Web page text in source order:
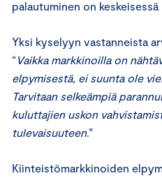
palautuminen on
Yksi kyselyyn vastanneista
“Vaikkamarkkinoilla on
elpymisestä, ei suunta ole
Tarvitaan selkeämpiä
kuluttajien uskon
tulevaisuuteen.”
Kiinteistömarkkinoiden